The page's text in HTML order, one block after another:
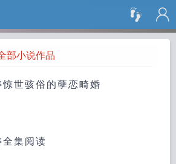
搜 索
部小说作品
惊世骇俗的孽恋畸婚
全集阅读